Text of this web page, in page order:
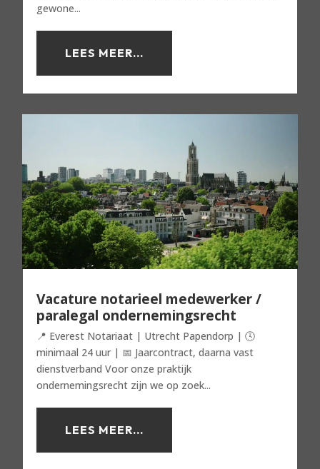
gewone...
LEES MEER...
Vacature notarieel medewerker /
paralegal ondernemingsrecht
📍 Everest Notariaat | Utrecht Papendorp | 🕓
minimaal 24 uur | 📅 Jaarcontract, daarna vast
dienstverband Voor onze praktijk
ondernemingsrecht zijn we op zoek...
LEES MEER...